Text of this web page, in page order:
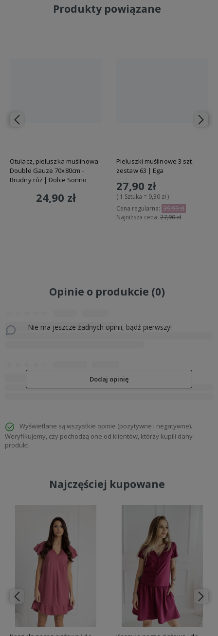
Produkty powiązane
Otulacz, pieluszka muślinowa
Double Gauze 70x80cm -
Brudny róż | Dolce Sonno
24,90 zł
Pieluszki muślinowe 3 szt.
zestaw 63 | Ega
27,90 zł
( 1 Sztuka = 9,30 zł )
Cena regularna: 39,99 zł
Najniższa cena: 27,90 zł
Opinie o produkcie (0)
Nie ma jeszcze żadnych opinii, bądź pierwszy!
Dodaj opinię
Wyświetlane są wszystkie opinie (pozytywne i negatywne).
Weryfikujemy, czy pochodzą one od klientów, którzy kupili dany
produkt.
Najczęściej kupowane